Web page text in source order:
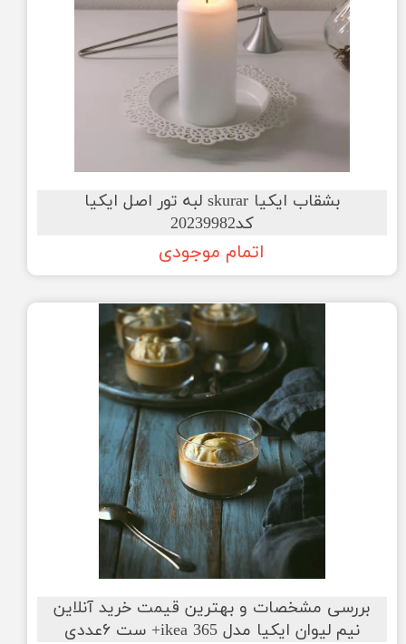
بشقاب ایکیا skurar لبه تور اصل ایکیا
کد20239982
اتمام موجودی
بررسی مشخصات و بهترین قیمت خرید آنلاین
نیم لیوان ایکیا مدل ikea 365+ ست ۶عددی